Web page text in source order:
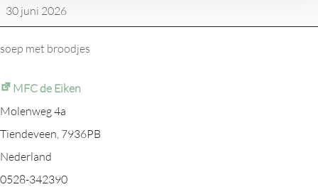
kaart
30 juni 2026
soep met broodjes
MFC de Eiken
Molenweg 4a
Tiendeveen, 7936PB
Nederland
0528-342390